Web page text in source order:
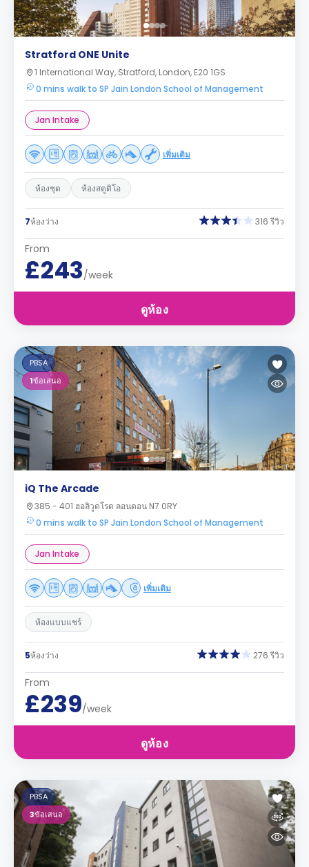
Stratford ONE Unite
1 International Way, Stratford, London, E20 1GS
0 mins walk to SP Jain London School of Management
Jan Intake
เพิ่มเติม
ห้องชุด ห้องสตูดิโอ
7ห้องว่าง 316 รีวิว
From
£243/week
ดูห้อง
PBSA
1ข้อเสนอ
iQ The Arcade
385 - 401 ฮอลิวูดโรด ลอนดอน N7 0RY
0 mins walk to SP Jain London School of Management
Jan Intake
เพิ่มเติม
ห้องแบบแชร์
5ห้องว่าง 276 รีวิว
From
£239/week
ดูห้อง
PBSA
3ข้อเสนอ